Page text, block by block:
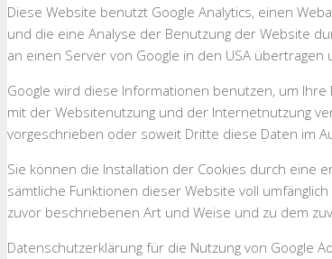
Diese Website benutzt Google Analytics, einen
und die eine Analyse der Benutzung der Website
an einen Server von Google in den USA
Google wird diese Informationen benutzen, um
mit der Websitenutzung und der Internetnutzung
vorgeschrieben oder soweit Dritte diese Daten im
Sie können die Installation der Cookies durch eine
sämtliche Funktionen dieser Website voll
zuvor beschriebenen Art und Weise und zu dem
Datenschutzerklärung für die Nutzung von Google